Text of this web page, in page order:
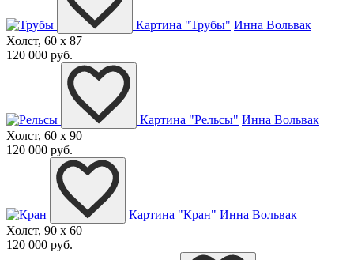
Картина "Трубы" Инна Вольвак
Холст, 60 x 87
120 000 руб.
Картина "Рельсы" Инна Вольвак
Холст, 60 x 90
120 000 руб.
Картина "Кран" Инна Вольвак
Холст, 90 x 60
120 000 руб.